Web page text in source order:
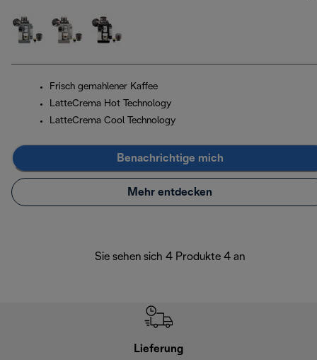
Frisch gemahlener Kaffee
LatteCrema Hot Technology
LatteCrema Cool Technology
Benachrichtige mich
Mehr entdecken
Sie sehen sich 4 Produkte 4 an
Lieferung